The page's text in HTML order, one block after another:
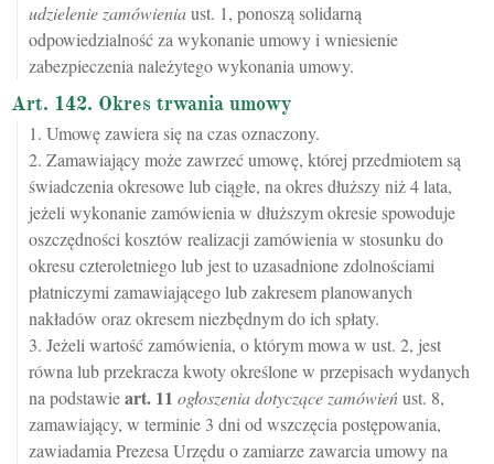
udzielenie zamówieniaust. 1, ponoszą solidarną
odpowiedzialność za wykonanie umowy i wniesienie
zabezpieczenia należytego wykonania umowy.
Art. 142. Okres trwania umowy
1. Umowę zawiera się na czas oznaczony.
2. Zamawiający może zawrzeć umowę, której przedmiotem są
świadczenia okresowe lub ciągłe, na okres dłuższy niż 4 lata,
jeżeli wykonanie zamówienia w dłuższym okresie spowoduje
oszczędności kosztów realizacji zamówienia w stosunku do
okresu czteroletniego lub jest to uzasadnione zdolnościami
płatniczymi zamawiającego lub zakresem planowanych
nakładów oraz okresem niezbędnym do ich spłaty.
3. Jeżeli wartość zamówienia, o którym mowa w ust. 2, jest
równa lub przekracza kwoty określone w przepisach wydanych
na podstawieart. 11 ogłoszenia dotyczące zamówieńust. 8,
zamawiający, w terminie 3 dni od wszczęcia postępowania,
zawiadamia Prezesa Urzędu o zamiarze zawarcia umowy na